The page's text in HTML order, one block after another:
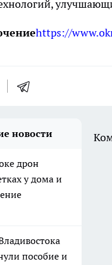
https://
новости
дрон
у дома и
пособие и